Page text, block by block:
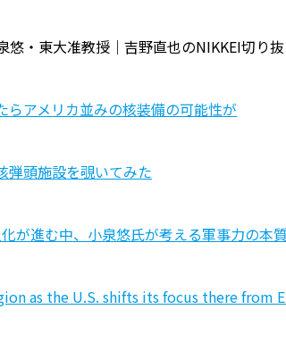
悠・東大准教授｜吉野直也のNIKKEI切り
アメリカ並みの核装備の可能性が
弾頭施設を覗いてみた
が進む中、小泉悠氏が考える軍事力の本
as the U.S. shifts its focus there from